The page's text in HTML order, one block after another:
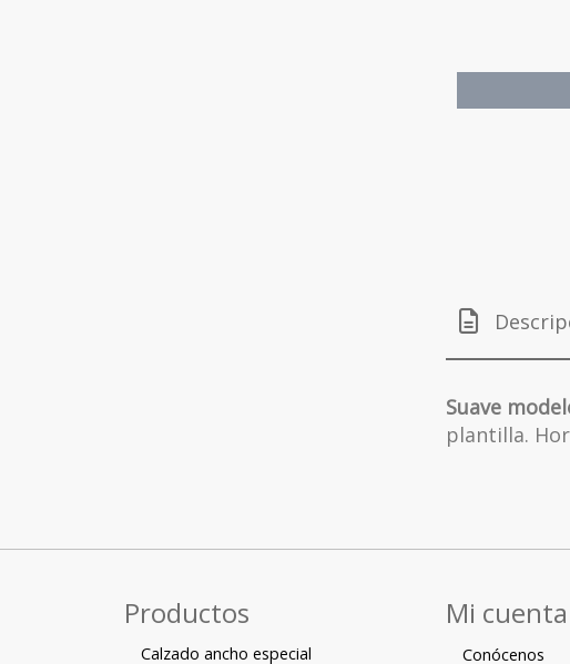
Suave
plantilla.
Productos
Calzado ancho especial
Mi cuenta
Conócenos